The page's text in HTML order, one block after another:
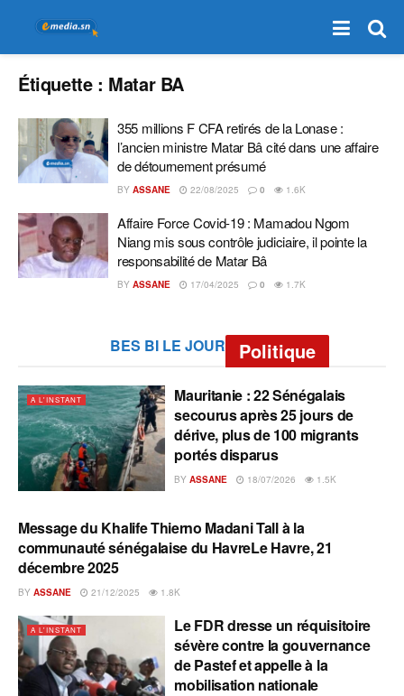
Étiquette : Matar BA
355 millions F CFA retirés de la Lonase :
l’ancien ministre Matar Bâ cité dans une affaire
de détournement présumé
BY ASSANE 22/08/2025 0 1.6K
Affaire Force Covid-19 : Mamadou Ngom
Niang mis sous contrôle judiciaire, il pointe la
responsabilité de Matar Bâ
BY ASSANE 17/04/2025 0 1.7K
BES BI LE JOUR Politique
A L'INSTANT
Mauritanie : 22 Sénégalais
secourus après 25 jours de
dérive, plus de 100 migrants
portés disparus
BY ASSANE 18/07/2026 1.5K
A L'INSTANT
Message du Khalife Thierno Madani Tall à la
communauté sénégalaise du HavreLe Havre, 21
décembre 2025
BY ASSANE 21/12/2025 1.8K
A L'INSTANT
Le FDR dresse un réquisitoire
sévère contre la gouvernance
de Pastef et appelle à la
mobilisation nationale